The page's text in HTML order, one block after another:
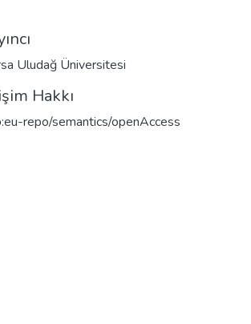
Uludağ Üniversitesi
Hakkı
repo/semantics/openAccess